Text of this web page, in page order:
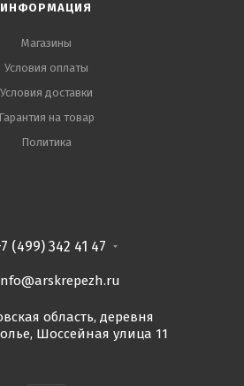
ИНФОРМАЦИЯ
Магазины
Условия оплаты
Условия доставки
Гарантия на товар
Политика
(499) 342 41 47
область, деревня
Шоссейная улица 11